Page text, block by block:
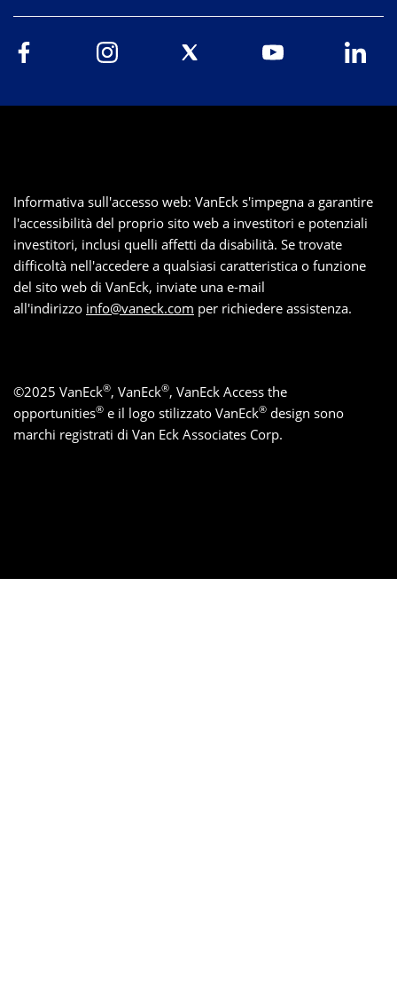
Informativa sull'accesso web: VanEck s'impegna a garantire
l'accessibilità del proprio sito web a investitori e potenziali
investitori, inclusi quelli affetti da disabilità. Se trovate
difficoltà nell'accedere a qualsiasi caratteristica o funzione
del sito web di VanEck, inviate una e-mail
all'indirizzo info@vaneck.com per richiedere assistenza.
©2025 VanEck®, VanEck®, VanEck Access the
opportunities® e il logo stilizzato VanEck® design sono
marchi registrati di Van Eck Associates Corp.